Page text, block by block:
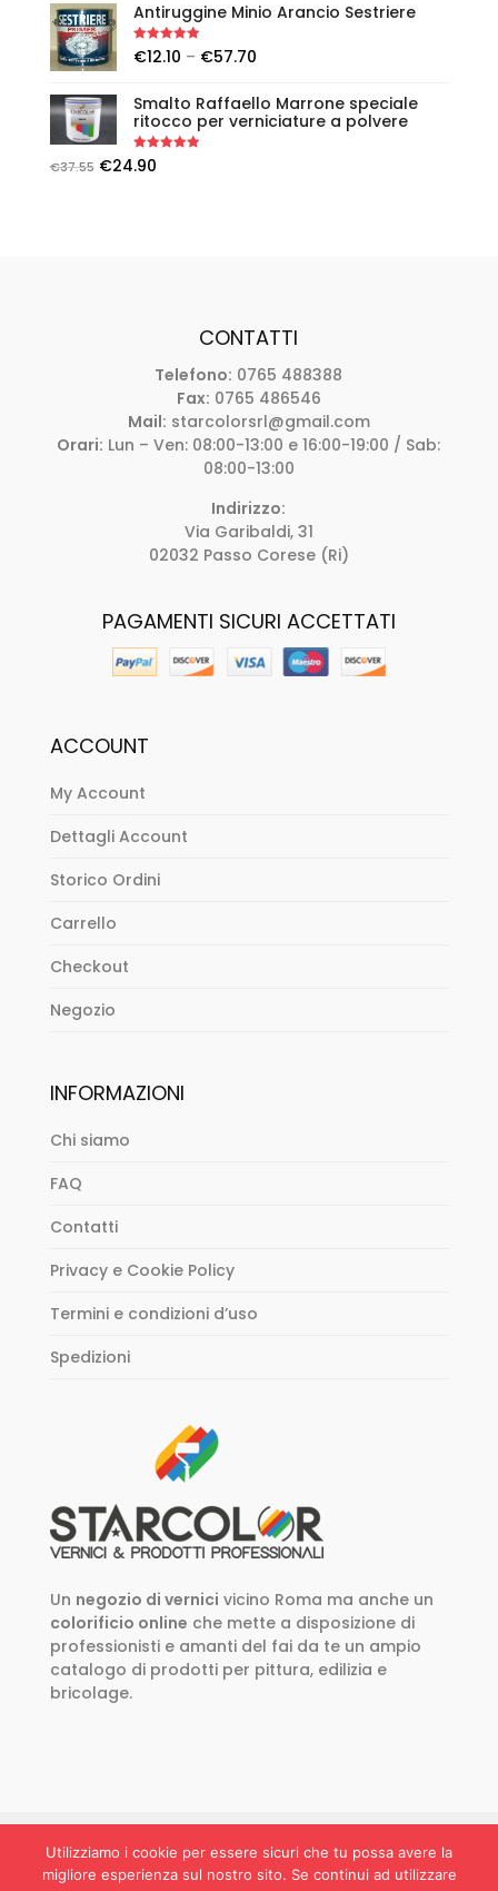
Antiruggine Minio Arancio Sestriere
Rated 5.00
out of 5
€12.10 – €57.70
Smalto Raffaello Marrone speciale
ritocco per verniciature a polvere
Rated
out of 5
€37.55 €24.90
CONTATTI
Telefono: 0765 488388
Fax: 0765 486546
Mail: starcolorsrl@gmail.com
Orari: Lun – Ven: 08:00-13:00 e 16:00-19:00 / Sab:
08:00-13:00
Indirizzo:
Via Garibaldi, 31
02032 Passo Corese (Ri)
PAGAMENTI SICURI ACCETTATI
ACCOUNT
My Account
Dettagli Account
Storico Ordini
Carrello
Checkout
Negozio
INFORMAZIONI
Chi siamo
FAQ
Contatti
Privacy e Cookie Policy
Termini e condizioni d’uso
Spedizioni
Un negozio di vernici vicino Roma ma anche un
colorificio online che mette a disposizione di
professionisti e amanti del fai da te un ampio
catalogo di prodotti per pittura, edilizia e
bricolage.
Utilizziamo i cookie per essere sicuri che tu possa avere la
migliore esperienza sul nostro sito. Se continui ad utilizzare